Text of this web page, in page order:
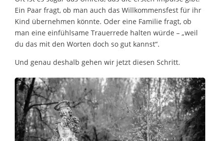
Ein Paar fragt, ob man auch das Willkommensfest für ihr
Kind übernehmen könnte. Oder eine Familie fragt, ob
man eine einfühlsame Trauerrede halten würde – „weil
du das mit den Worten doch so gut kannst“.
Und genau deshalb gehen wir jetzt diesen Schritt.